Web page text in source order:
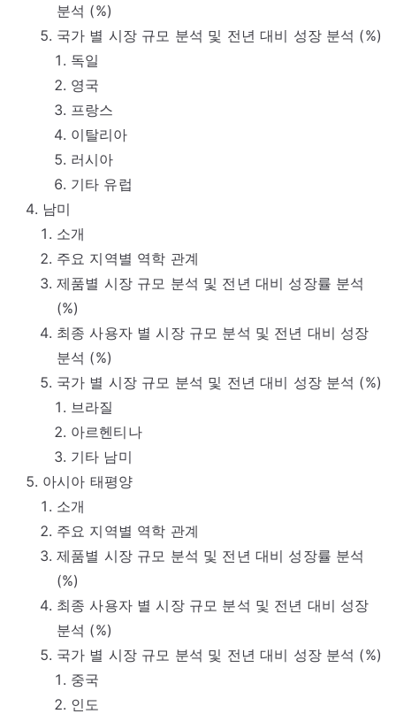
분석 (%)
국가 별 시장 규모 분석 및 전년 대비 성장 분석 (%)
독일
영국
프랑스
이탈리아
러시아
기타 유럽
남미
소개
주요 지역별 역학 관계
제품별 시장 규모 분석 및 전년 대비 성장률 분석
(%)
최종 사용자 별 시장 규모 분석 및 전년 대비 성장
분석 (%)
국가 별 시장 규모 분석 및 전년 대비 성장 분석 (%)
브라질
아르헨티나
기타 남미
아시아 태평양
소개
주요 지역별 역학 관계
제품별 시장 규모 분석 및 전년 대비 성장률 분석
(%)
최종 사용자 별 시장 규모 분석 및 전년 대비 성장
분석 (%)
국가 별 시장 규모 분석 및 전년 대비 성장 분석 (%)
중국
인도